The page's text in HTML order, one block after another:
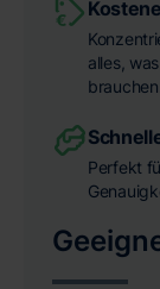
alles,
Perfekt